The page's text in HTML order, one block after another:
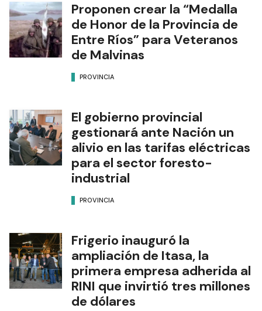
Proponen crear la “Medalla
de Honor de la Provincia de
Entre Ríos” para Veteranos
de Malvinas
PROVINCIA
El gobierno provincial
gestionará ante Nación un
alivio en las tarifas eléctricas
para el sector foresto-
industrial
PROVINCIA
Frigerio inauguró la
ampliación de Itasa, la
primera empresa adherida al
RINI que invirtió tres millones
de dólares